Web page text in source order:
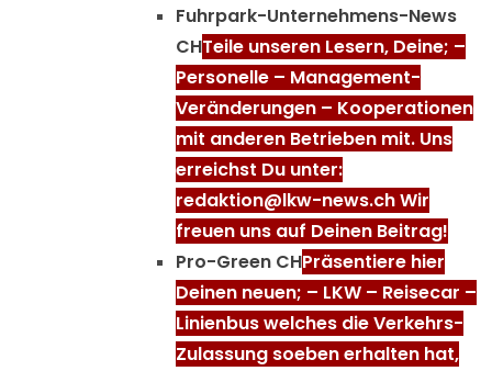
Fuhrpark-Unternehmens-News
CHTeile unseren Lesern, Deine; –
Personelle – Management-
Veränderungen – Kooperationen
mit anderen Betrieben mit. Uns
erreichst Du unter:
redaktion@lkw-news.ch Wir
freuen uns auf Deinen Beitrag!
Pro-Green CHPräsentiere hier
Deinen neuen; – LKW – Reisecar –
Linienbus welches die Verkehrs-
Zulassung soeben erhalten hat,